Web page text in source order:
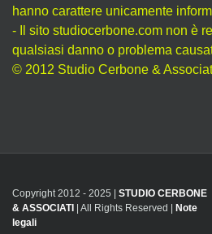
hanno carattere unicamente
- Il sito studiocerbone.com non è
qualsiasi danno o problema
© 2012 Studio Cerbone &
Copyright 2012 - 2025 | STUDIO CERBONE
& ASSOCIATI
| All Rights Reserved |
Note
legali